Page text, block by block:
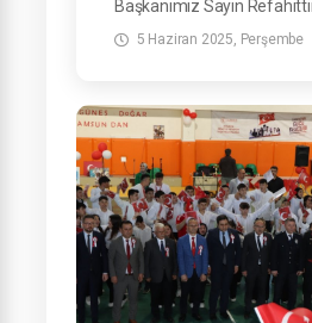
Başkanımız Sayın
Belediyemiz Hizmet
5 Haziran 2025, Perşembe